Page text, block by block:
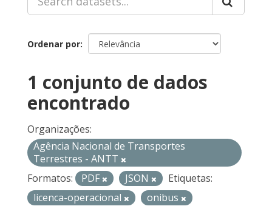
Ordenar por
1 conjunto de dados
encontrado
Organizações:
Agência Nacional de Transportes
Terrestres - ANTT
Formatos:
PDF JSON
Etiquetas:
licenca-operacional
onibus